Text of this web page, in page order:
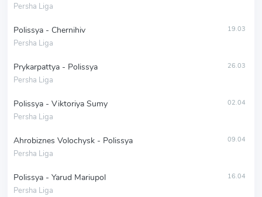
Persha Liga
Polissya - Chernihiv
Persha Liga
19.03
Prykarpattya - Polissya
Persha Liga
26.03
Polissya - Viktoriya Sumy
Persha Liga
02.04
Ahrobiznes Volochysk - Polissya
Persha Liga
09.04
Polissya - Yarud Mariupol
Persha Liga
16.04